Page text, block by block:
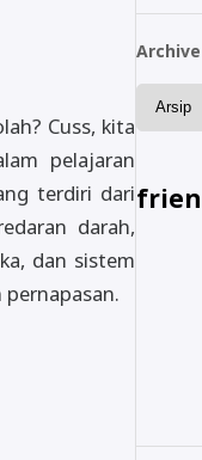
Cuss, kita
pelajaran
terdiri dari
darah,
dan sistem
Archive